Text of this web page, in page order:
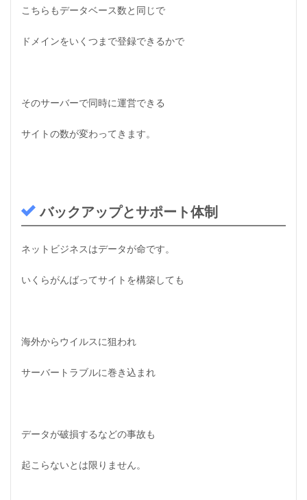
こちらもデータベース数と同じで
ドメインをいくつまで登録できるかで
そのサーバーで同時に運営できる
サイトの数が変わってきます。
バックアップとサポート体制
ネットビジネスはデータが命です。
いくらがんばってサイトを構築しても
海外からウイルスに狙われ
サーバートラブルに巻き込まれ
データが破損するなどの事故も
起こらないとは限りません。